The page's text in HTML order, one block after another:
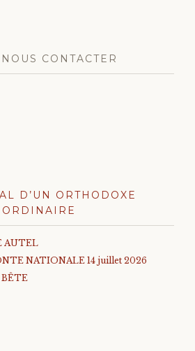
CONTACTER
D’UN ORTHODOXE
ORDINAIRE
AUTEL
NATIONALE 14 juillet 2026
BÊTE